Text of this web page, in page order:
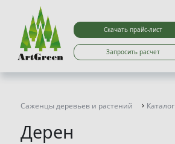
Скачать прайс-лист
Запросить расчет
Саженцы деревьев и растений Каталог
Дерен